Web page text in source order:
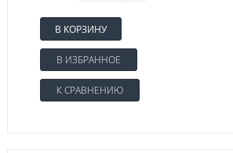
В КОРЗИНУ
В ИЗБРАННОЕ
К СРАВНЕНИЮ